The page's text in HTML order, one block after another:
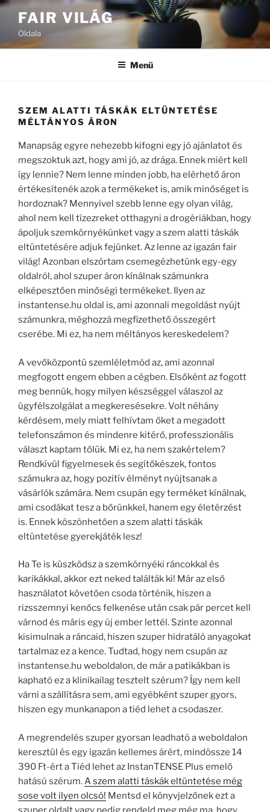
Tartalomhoz
FAIR VILÁG
Oldala
Menü
SZEM ALATTI TÁSKÁK ELTÜNTETÉSE
MÉLTÁNYOS ÁRON
Manapság egyre nehezebb kifogni egy jó ajánlatot és
megszoktuk azt, hogy ami jó, az drága. Ennek miért kell
így lennie? Nem lenne minden jobb, ha elérhető áron
értékesítenék azok a termékeket is, amik minőséget is
hordoznak? Mennyivel szebb lenne egy olyan világ,
ahol nem kell tízezreket otthagyni a drogériákban, hogy
ápoljuk szemkörnyékünket vagy a szem alatti táskák
eltüntetésére adjuk fejünket. Az lenne az igazán fair
világ! Azonban elszórtam csemegézhetünk egy-egy
oldalról, ahol szuper áron kínálnak számunkra
elképesztően minőségi termékeket. Ilyen az
instantense.hu oldal is, ami azonnali megoldást nyújt
számunkra, méghozzá megfizethető összegért
cserébe. Mi ez, ha nem méltányos kereskedelem?
A vevőközpontú szemléletmód az, ami azonnal
megfogott engem ebben a cégben. Elsőként az fogott
meg bennük, hogy milyen készséggel válaszol az
ügyfélszolgálat a megkeresésekre. Volt néhány
kérdésem, mely miatt felhívtam őket a megadott
telefonszámon és mindenre kitérő, professzionális
választ kaptam tőlük. Mi ez, ha nem szakértelem?
Rendkívül figyelmesek és segítőkészek, fontos
számukra az, hogy pozitív élményt nyújtsanak a
vásárlók számára. Nem csupán egy terméket kínálnak,
ami csodákat tesz a bőrünkkel, hanem egy életérzést
is. Ennek köszönhetően a szem alatti táskák
eltüntetése gyerekjáték lesz!
Ha Te is küszködsz a szemkörnyéki ráncokkal és
karikákkal, akkor ezt neked találták ki! Már az első
használatot követően csoda történik, hiszen a
rizsszemnyi kenőcs felkenése után csak pár percet kell
várnod és máris egy új ember lettél. Szinte azonnal
kisimulnak a ráncaid, hiszen szuper hidratáló anyagokat
tartalmaz ez a kence. Tudtad, hogy nem csupán az
instantense.hu weboldalon, de már a patikákban is
kapható ez a klinikailag tesztelt szérum? Így nem kell
várni a szállításra sem, ami egyébként szuper gyors,
hiszen egy munkanapon a tiéd lehet a csodaszer.
A megrendelés szuper gyorsan leadható a weboldalon
keresztül és egy igazán kellemes árért, mindössze 14
390 Ft-ért a Tiéd lehet az InstanTENSE Plus emelő
hatású szérum. A szem alatti táskák eltüntetése még
sose volt ilyen olcsó! Mentsd el könyvjelzőnek ezt a